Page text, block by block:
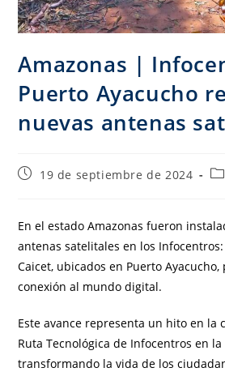
Amazonas |
Puerto Ayacucho
nuevas antenas
19 de septiembre de 2024
En el estado Amazonas fueron
antenas satelitales en los Infocentros:
Caicet, ubicados en Puerto
conexión al mundo digital.
Este avance representa un hito en la
Ruta Tecnológica de Infocentros en
transformando la vida de los